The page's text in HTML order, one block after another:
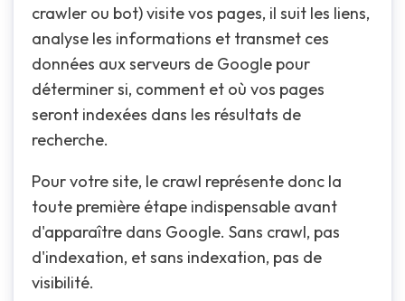
crawler ou bot) visite vos pages, il suit les liens,
analyse les informations et transmet ces
données aux serveurs de Google pour
déterminer si, comment et où vos pages
seront indexées dans les résultats de
recherche.
Pour votre site, le crawl représente donc la
toute première étape indispensable avant
d'apparaître dans Google. Sans crawl, pas
d'indexation, et sans indexation, pas de
visibilité.